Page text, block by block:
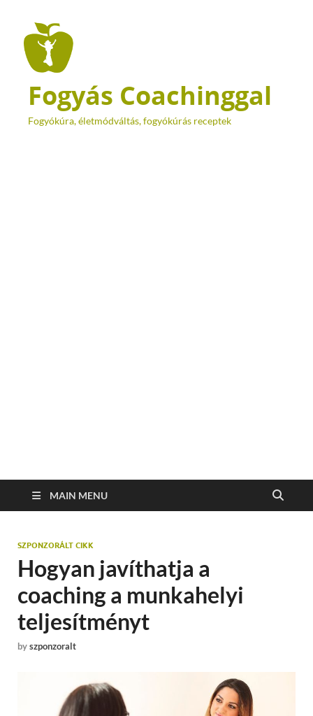
Fogyás Coachinggal
Fogyókúra, életmódváltás, fogyókúrás receptek
MAIN MENU
SZPONZORÁLT CIKK
Hogyan javíthatja a
coaching a munkahelyi
teljesítményt
byszponzoralt